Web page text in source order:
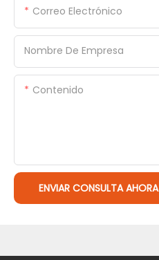
Correo Electrónico
Nombre De Empresa
Contenido
ENVIAR CONSULTA AHORA